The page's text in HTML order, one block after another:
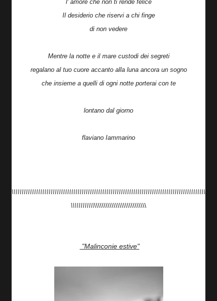
l' amore che non ti rende felice
Il desiderio che riservi a chi finge
di non vedere
Mentre la notte e il mare custodi dei segreti
regalano al tuo cuore accanto alla luna ancora un sogno
che insieme a quelli di ogni notte porterai con te
lontano dal giorno
flaviano Iammarino
\\\\\\\\\\\\\\\\\\\\\\\\\\\\\\\\\\\\\\\\\\\\\\\\\\\\\\\\\\\\\\\\\\\\\\\\\\\\\\\\\\\\\\\\\\\\\\\\\\\\
\\\\\\\\\\\\\\\\\\\\\\\\\\\\\\\\\\\\\\\
"Malinconie estive"